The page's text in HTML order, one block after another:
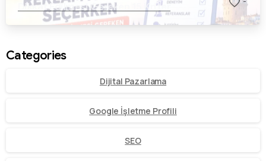
Dikkat Edilmesi Gereken 15 Kriter
Categories
Dijital Pazarlama
Google İşletme Profili
SEO